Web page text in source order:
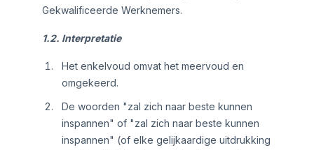
Gekwalificeerde Werknemers.
1.2. Interpretatie
Het enkelvoud omvat het meervoud en
omgekeerd.
De woorden "zal zich naar beste kunnen
inspannen" of "zal zich naar beste kunnen
inspannen" (of elke gelijkaardige uitdrukking